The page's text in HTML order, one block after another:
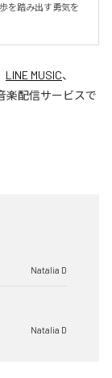
を踏み出す勇気を
LINE MUSIC、
楽配信サービスで
Natalia D
Natalia D